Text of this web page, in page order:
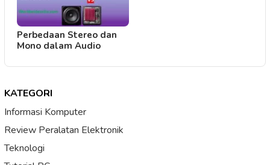
Perbedaan Stereo dan
Mono dalam Audio
KATEGORI
Informasi Komputer
Review Peralatan Elektronik
Teknologi